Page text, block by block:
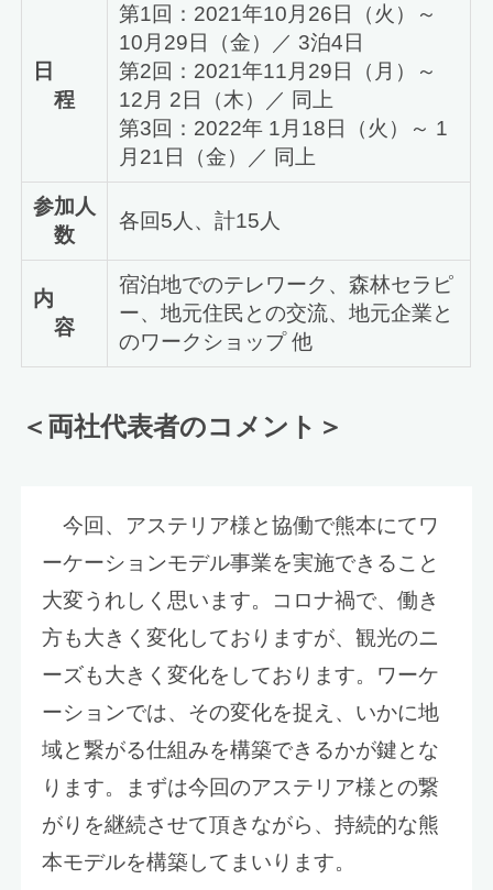
日
程
第1回：2021年10月26日（火）～
10月29日（金）／ 3泊4日
第2回：2021年11月29日（月）～
12月 2日（木）／ 同上
第3回：2022年 1月18日（火）～ 1
月21日（金）／ 同上
参加人
数
各回5人、計15人
内
容
宿泊地でのテレワーク、森林セラピ
ー、地元住民との交流、地元企業と
のワークショップ 他
＜両社代表者のコメント＞
今回、アステリア様と協働で熊本にてワ
ーケーションモデル事業を実施できること
大変うれしく思います。コロナ禍で、働き
方も大きく変化しておりますが、観光のニ
ーズも大きく変化をしております。ワーケ
ーションでは、その変化を捉え、いかに地
域と繋がる仕組みを構築できるかが鍵とな
ります。まずは今回のアステリア様との繋
がりを継続させて頂きながら、持続的な熊
本モデルを構築してまいります。